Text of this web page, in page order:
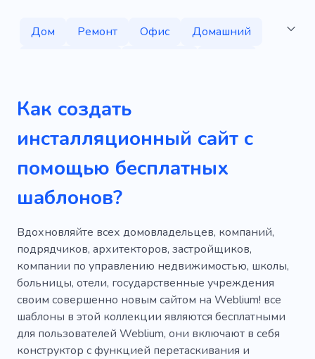
Дом Ремонт Офис
Домашний
Лиственная древесина
Мебель
Здание
Материал
Демонстрировать
Коммерческий
Услуги
Работать
Крутой
Дизайн интерьера
Украшение
Стильный
Комната
Климат
Замена
Корпоративный
Удивительный
Отличный
Популярный
Уникальный
Как создать
инсталляционный сайт с
помощью бесплатных
шаблонов?
Вдохновляйте всех домовладельцев, компаний,
подрядчиков, архитекторов, застройщиков,
компании по управлению недвижимостью, школы,
больницы, отели, государственные учреждения
своим совершенно новым сайтом на Weblium! все
шаблоны в этой коллекции являются бесплатными
для пользователей Weblium, они включают в себя
конструктор с функцией перетаскивания и